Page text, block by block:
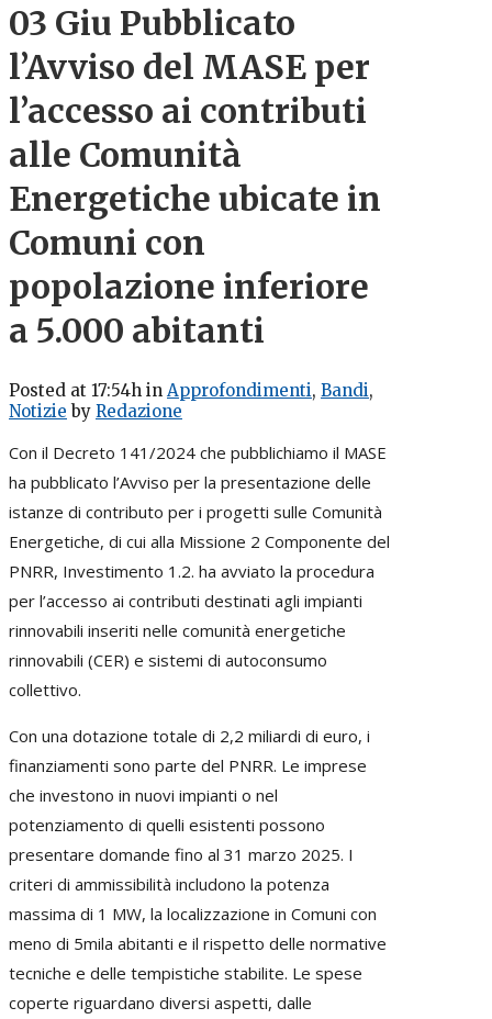
03 Giu Pubblicato
l’Avviso del MASE per
l’accesso ai contributi
alle Comunità
Energetiche ubicate in
Comuni con
popolazione inferiore
a 5.000 abitanti
Posted at 17:54h in Approfondimenti, Bandi,
Notizie by Redazione
Con il Decreto 141/2024 che pubblichiamo il MASE
ha pubblicato l’Avviso per la presentazione delle
istanze di contributo per i progetti sulle Comunità
Energetiche, di cui alla Missione 2 Componente del
PNRR, Investimento 1.2. ha avviato la procedura
per l’accesso ai contributi destinati agli impianti
rinnovabili inseriti nelle comunità energetiche
rinnovabili (CER) e sistemi di autoconsumo
collettivo.
Con una dotazione totale di 2,2 miliardi di euro, i
finanziamenti sono parte del PNRR. Le imprese
che investono in nuovi impianti o nel
potenziamento di quelli esistenti possono
presentare domande fino al 31 marzo 2025. I
criteri di ammissibilità includono la potenza
massima di 1 MW, la localizzazione in Comuni con
meno di 5mila abitanti e il rispetto delle normative
tecniche e delle tempistiche stabilite. Le spese
coperte riguardano diversi aspetti, dalle